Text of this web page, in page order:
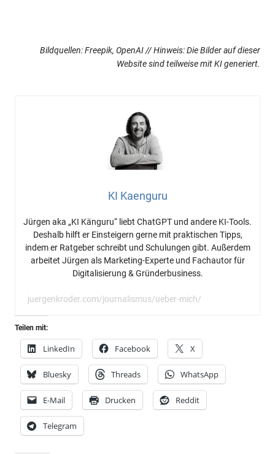
Bildquellen: Freepik, OpenAI // Hinweis: Die Bilder auf dieser
Website sind teilweise mit KI generiert.
KI Kaenguru
Jürgen aka „KI Känguru“ liebt ChatGPT und andere KI-Tools.
Deshalb hilft er Einsteigern gerne mit praktischen Tipps,
indem er Ratgeber schreibt und Schulungen gibt. Außerdem
arbeitet Jürgen als Marketing-Experte und Fachautor für
Digitalisierung & Gründerbusiness.
juergenkroder.com/journalismus/ueber-mich/
Teilen mit:
LinkedIn Facebook X
Bluesky Threads WhatsApp
E-Mail Drucken Reddit
Telegram